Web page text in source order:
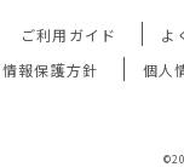
ご利用ガイド よ
報保護方針
個人